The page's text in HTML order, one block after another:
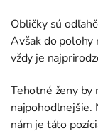
Obličky sú
Avšak do polohy
vždy je
Tehotné ženy by
najpohodlnejšie.
nám je táto